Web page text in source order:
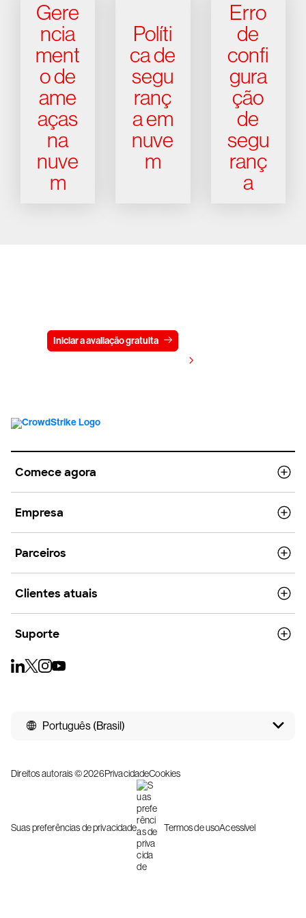
Gere
ncia
ment
o de
ame
aças
na
nuve
m
Políti
ca de
segu
ranç
a em
nuve
m
Erro
de
confi
gura
ção
de
segu
ranç
a
Iniciar a avaliação gratuita
Comece agora
Empresa
Parceiros
Clientes atuais
Suporte
Português (Brasil)
Direitos autorais © 2026PrivacidadeCookies
Suas preferências de privacidade Termos de usoAcessível